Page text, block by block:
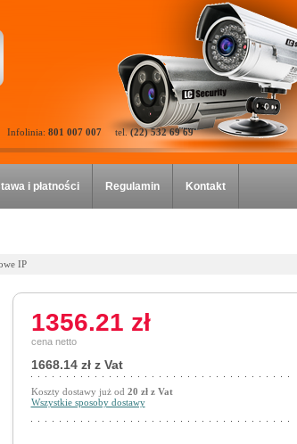
Infolinia: 801 007 007tel.(22) 532 69 69
i płatności Regulamin Kontakt
IP
1356.21 zł
cena netto
1668.14 zł z Vat
Koszty dostawy już od 20 zł z Vat
Wszystkie sposoby dostawy